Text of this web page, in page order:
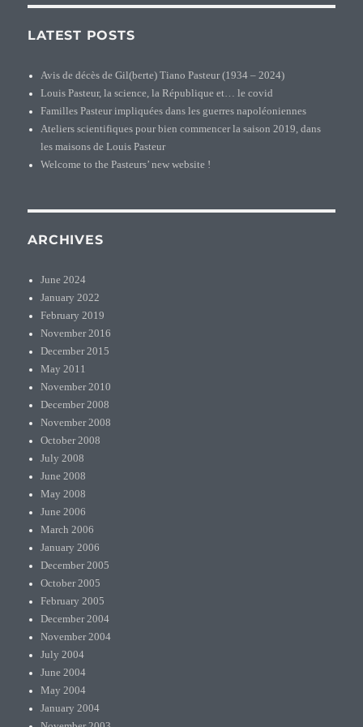
et
Rémond
LATEST POSTS
Avis de décès de Gil(berte) Tiano Pasteur (1934 – 2024)
Louis Pasteur, la science, la République et… le covid
Familles Pasteur impliquées dans les guerres napoléoniennes
Ateliers scientifiques pour bien commencer la saison 2019, dans
les maisons de Louis Pasteur
Welcome to the Pasteurs’ new website !
ARCHIVES
June 2024
January 2022
February 2019
November 2016
December 2015
May 2011
November 2010
December 2008
November 2008
October 2008
July 2008
June 2008
May 2008
June 2006
March 2006
January 2006
December 2005
October 2005
February 2005
December 2004
November 2004
July 2004
June 2004
May 2004
January 2004